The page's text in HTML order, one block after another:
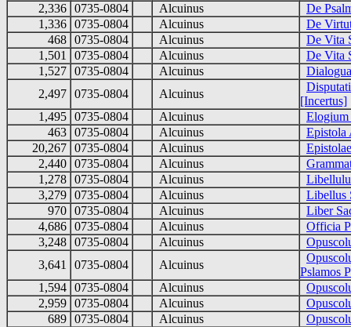
2,336 0735-0804 Alcuinus
De
1,336 0735-0804 Alcuinus
De
468 0735-0804 Alcuinus
De Vita
1,501
0735-0804 Alcuinus
De Vita
1,527 0735-0804 Alcuinus
2,497 0735-0804 Alcuinus
[Incertus]
1,495 0735-0804 Alcuinus
463 0735-0804 Alcuinus
Epistola
20,267 0735-0804 Alcuinus
Epistolae
2,440 0735-0804 Alcuinus
1,278 0735-0804 Alcuinus
3,279 0735-0804 Alcuinus
Libellus
970 0735-0804 Alcuinus
Liber
4,686 0735-0804 Alcuinus
Officia
3,248 0735-0804 Alcuinus
3,641
0735-0804 Alcuinus
Pslamos
1,594 0735-0804 Alcuinus
2,959 0735-0804 Alcuinus
689 0735-0804 Alcuinus